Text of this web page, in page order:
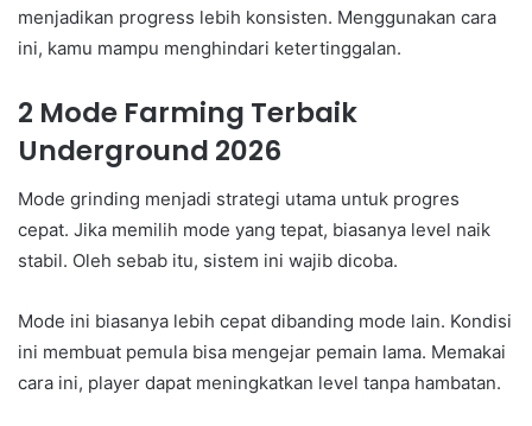
menjadikan progress lebih konsisten. Menggunakan cara
ini, kamu mampu menghindari ketertinggalan.
2 Mode Farming Terbaik
Underground 2026
Mode grinding menjadi strategi utama untuk progres
cepat. Jika memilih mode yang tepat, biasanya level naik
stabil. Oleh sebab itu, sistem ini wajib dicoba.
Mode ini biasanya lebih cepat dibanding mode lain. Kondisi
ini membuat pemula bisa mengejar pemain lama. Memakai
cara ini, player dapat meningkatkan level tanpa hambatan.